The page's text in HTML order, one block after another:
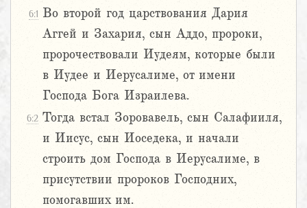
6:1 Во второй год царствования Дария
Аггей и Захария, сын Аддо, пророки,
пророчествовали Иудеям, которые были
в Иудее и Иерусалиме, от имени
Господа Бога Израилева.
6:2 Тогда встал Зоровавель, сын Салафииля,
и Иисус, сын Иоседека, и начали
строить дом Господа в Иерусалиме, в
присутствии пророков Господних,
помогавших им.